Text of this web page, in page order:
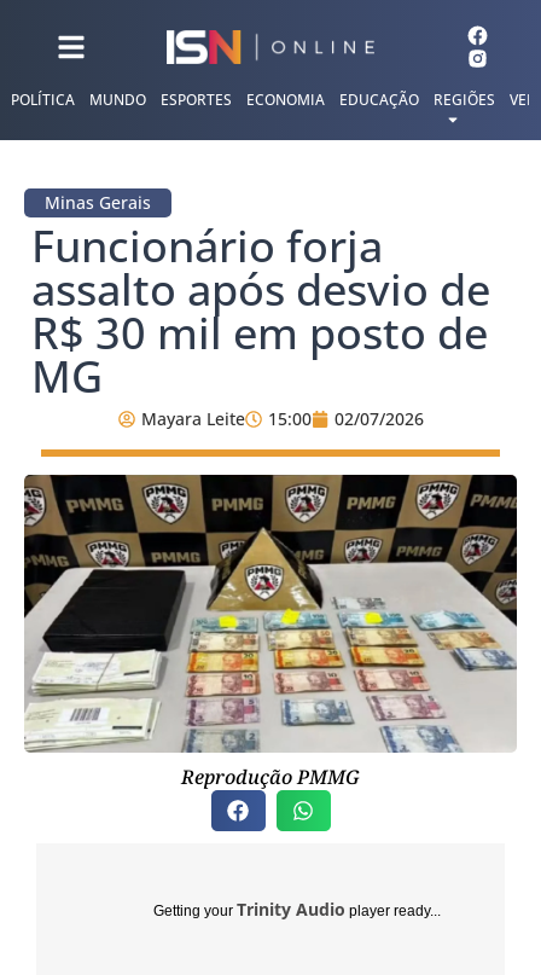
POLÍTICA MUNDO ESPORTES ECONOMIA EDUCAÇÃO REGIÕES
Minas Gerais
Funcionário forja
assalto após desvio de
R$ 30 mil em posto de
MG
Mayara Leite 15:00 02/07/2026
Reprodução PMMG
Getting your Trinity Audio player ready...